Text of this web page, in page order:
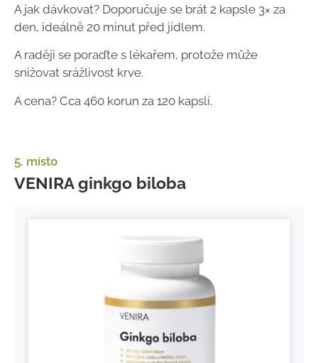
A jak dávkovat? Doporučuje se brát 2 kapsle 3× za
den, ideálně 20 minut před jídlem.
A raději se poraďte s lékařem, protože může
snižovat srážlivost krve.
A cena? Cca 460 korun za 120 kapslí.
5. místo
VENIRA ginkgo biloba